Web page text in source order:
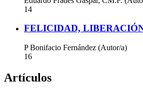
14
FELICIDAD,
P Bonifacio Fernández (Autor/a)
16
Artículos